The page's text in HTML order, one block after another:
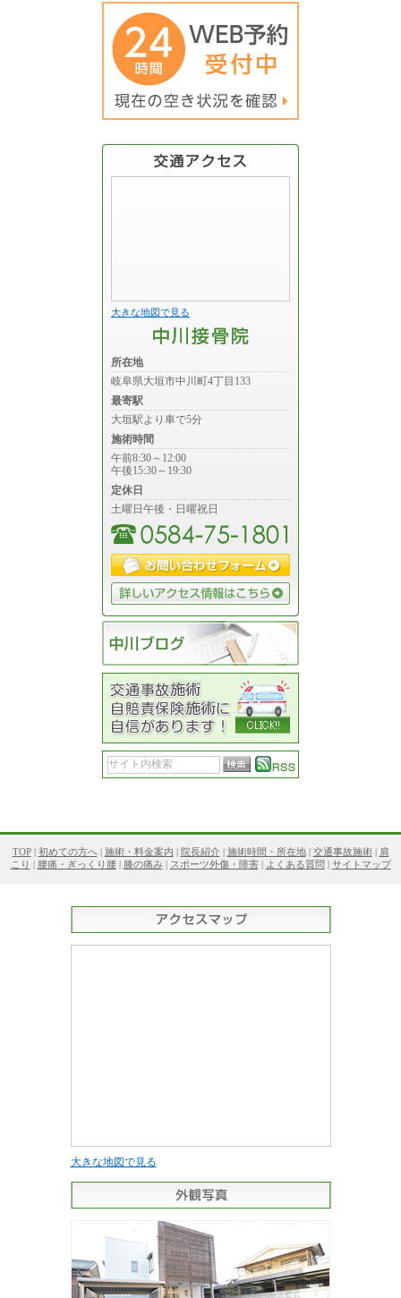
大きな地図で見る
所在地
岐阜県大垣市中川町4丁目133
最寄駅
大垣駅より車で5分
施術時間
午前8:30～12:00
午後15:30～19:30
定休日
土曜日午後・日曜祝日
TOP| 初めての方へ| 施術・料金案内 | 院長紹介| 施術時間・所在地| 交通事故施術| 肩
こり | 腰痛・ぎっくり腰| 膝の痛み| スポーツ外傷・障害| よくある質問 | サイトマップ
大きな地図で見る